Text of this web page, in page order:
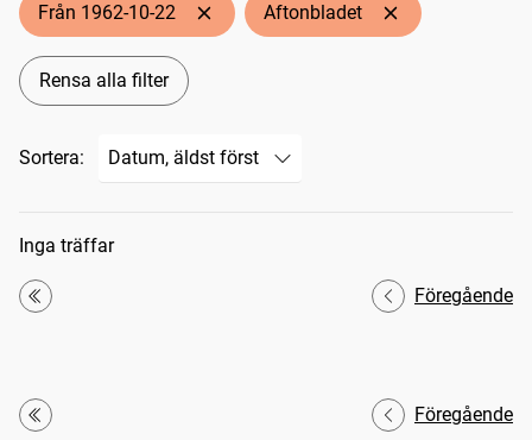
Från 1962-10-22 Aftonbladet
Rensa alla filter
Sortera:
Sökresultat
Inga träffar
Första
Föregående
Första
Föregående